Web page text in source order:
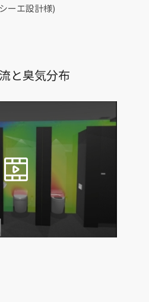
ーエ設計様)
と臭気分布